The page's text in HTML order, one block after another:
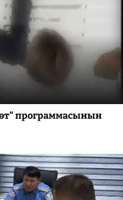
программасынын